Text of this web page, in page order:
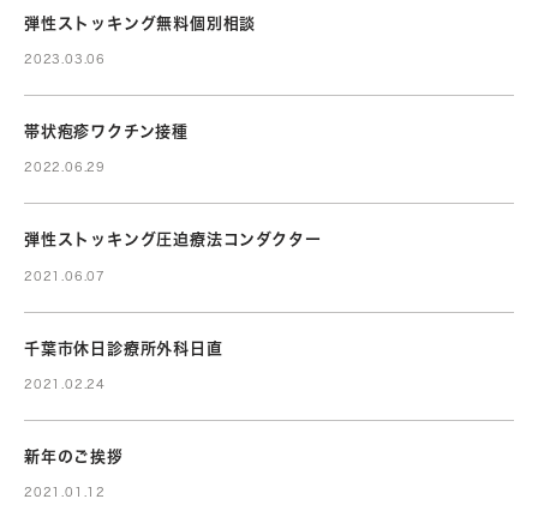
弾性ストッキング無料個別相談
2023.03.06
帯状疱疹ワクチン接種
2022.06.29
弾性ストッキング圧迫療法コンダクター
2021.06.07
千葉市休日診療所外科日直
2021.02.24
新年のご挨拶
2021.01.12